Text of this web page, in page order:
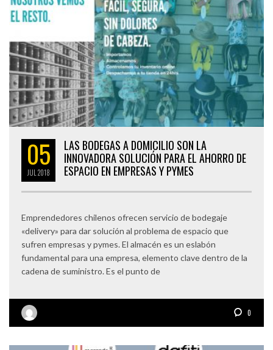
05
JUL 2018
LAS BODEGAS A DOMICILIO SON LA
INNOVADORA SOLUCIÓN PARA EL AHORRO DE
ESPACIO EN EMPRESAS Y PYMES
Emprendedores chilenos ofrecen servicio de bodegaje
«delivery» para dar solución al problema de espacio que
sufren empresas y pymes. El almacén es un eslabón
fundamental para una empresa, elemento clave dentro de la
cadena de suministro. Es el punto de
0